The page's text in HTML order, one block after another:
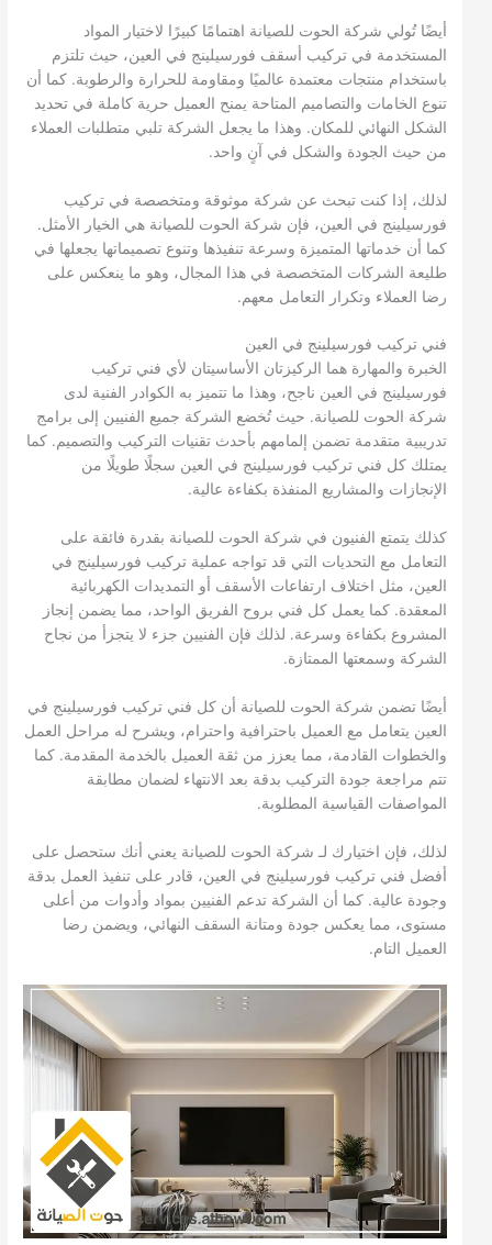
أيضًا تُولي شركة الحوت للصيانة اهتمامًا كبيرًا لاختيار المواد
المستخدمة في تركيب أسقف فورسيلينج في العين، حيث تلتزم
باستخدام منتجات معتمدة عالميًا ومقاومة للحرارة والرطوبة. كما أن
تنوع الخامات والتصاميم المتاحة يمنح العميل حرية كاملة في تحديد
الشكل النهائي للمكان. وهذا ما يجعل الشركة تلبي متطلبات العملاء
من حيث الجودة والشكل في آنٍ واحد.
لذلك، إذا كنت تبحث عن شركة موثوقة ومتخصصة في تركيب
فورسيلينج في العين، فإن شركة الحوت للصيانة هي الخيار الأمثل.
كما أن خدماتها المتميزة وسرعة تنفيذها وتنوع تصميماتها يجعلها في
طليعة الشركات المتخصصة في هذا المجال، وهو ما ينعكس على
رضا العملاء وتكرار التعامل معهم.
فني تركيب فورسيلينج في العين
الخبرة والمهارة هما الركيزتان الأساسيتان لأي فني تركيب
فورسيلينج في العين ناجح، وهذا ما تتميز به الكوادر الفنية لدى
شركة الحوت للصيانة. حيث تُخضع الشركة جميع الفنيين إلى برامج
تدريبية متقدمة تضمن إلمامهم بأحدث تقنيات التركيب والتصميم. كما
يمتلك كل فني تركيب فورسيلينج في العين سجلًا طويلًا من
الإنجازات والمشاريع المنفذة بكفاءة عالية.
كذلك يتمتع الفنيون في شركة الحوت للصيانة بقدرة فائقة على
التعامل مع التحديات التي قد تواجه عملية تركيب فورسيلينج في
العين، مثل اختلاف ارتفاعات الأسقف أو التمديدات الكهربائية
المعقدة. كما يعمل كل فني بروح الفريق الواحد، مما يضمن إنجاز
المشروع بكفاءة وسرعة. لذلك فإن الفنيين جزء لا يتجزأ من نجاح
الشركة وسمعتها الممتازة.
أيضًا تضمن شركة الحوت للصيانة أن كل فني تركيب فورسيلينج في
العين يتعامل مع العميل باحترافية واحترام، ويشرح له مراحل العمل
والخطوات القادمة، مما يعزز من ثقة العميل بالخدمة المقدمة. كما
تتم مراجعة جودة التركيب بدقة بعد الانتهاء لضمان مطابقة
المواصفات القياسية المطلوبة.
لذلك، فإن اختيارك لـ شركة الحوت للصيانة يعني أنك ستحصل على
أفضل فني تركيب فورسيلينج في العين، قادر على تنفيذ العمل بدقة
وجودة عالية. كما أن الشركة تدعم الفنيين بمواد وأدوات من أعلى
مستوى، مما يعكس جودة ومتانة السقف النهائي، ويضمن رضا
العميل التام.